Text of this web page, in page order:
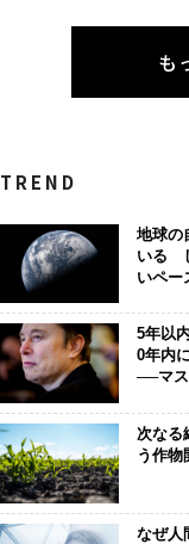
も
TREND
地球の
いる
いペー
5年以
0年内
──マ
次なる
う作物
なぜ人